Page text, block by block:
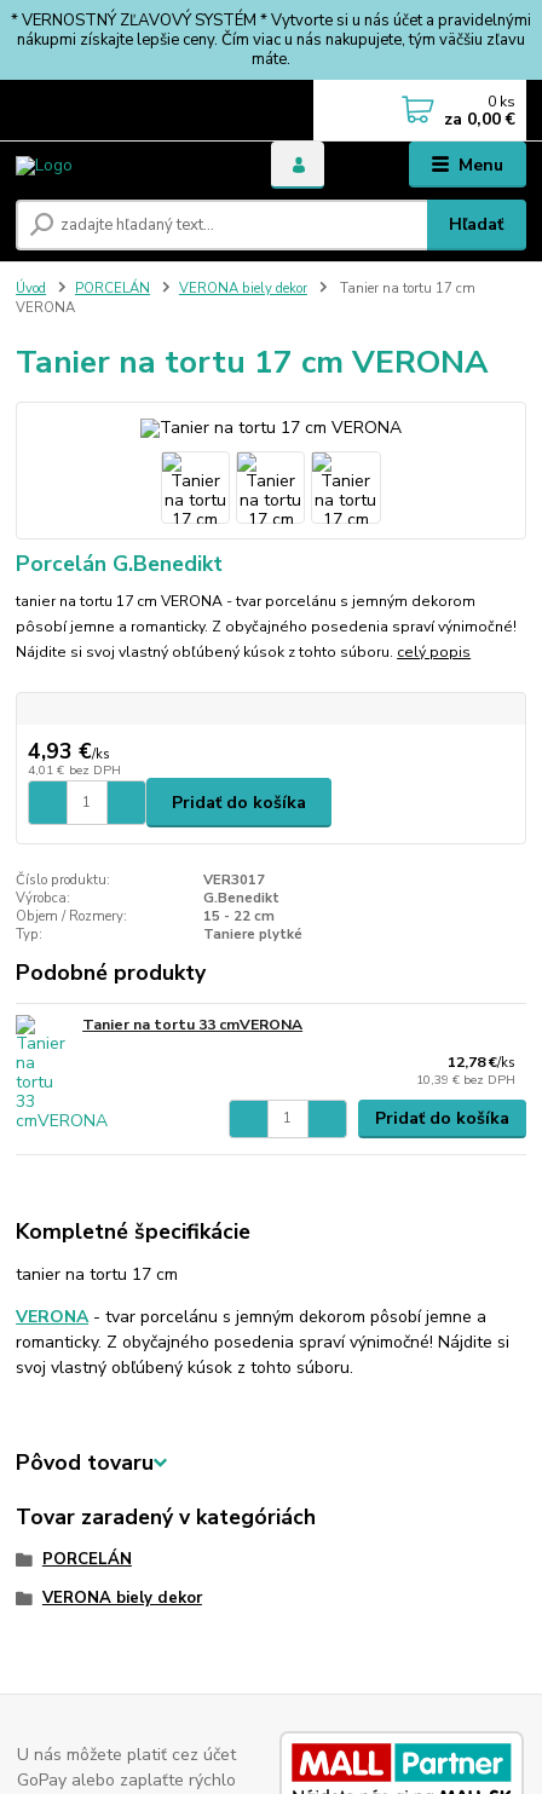
* VERNOSTNÝ ZĽAVOVÝ SYSTÉM * Vytvorte si u nás účet a pravidelnými
nákupmi získajte lepšie ceny. Čím viac u nás nakupujete, tým väčšiu zľavu
máte.
Menu
Hľadať
0 ks
za 0,00 €
Úvod PORCELÁN VERONA biely dekor
Tanier na tortu 17 cm
VERONA
Tanier na tortu 17 cm VERONA
Porcelán G.Benedikt
tanier na tortu 17 cm VERONA - tvar porcelánu s jemným dekorom
pôsobí jemne a romanticky. Z obyčajného posedenia spraví výnimočné!
Nájdite si svoj vlastný obľúbený kúsok z tohto súboru. celý popis
4,93 €/ks
4,01 € bez DPH
Pridať do košíka
Číslo produktu:
VER3017
Výrobca:
G.Benedikt
Objem / Rozmery:
15 - 22 cm
Typ:
Taniere plytké
Podobné produkty
Tanier na tortu 33 cmVERONA
12,78 €/ks
10,39 € bez DPH
Pridať do košíka
Kompletné špecifikácie
tanier na tortu 17 cm
VERONA- tvar porcelánu s jemným dekorom pôsobí jemne a
romanticky. Z obyčajného posedenia spraví výnimočné! Nájdite si
svoj vlastný obľúbený kúsok z tohto súboru.
Pôvod tovaru
Tovar zaradený v kategóriách
PORCELÁN
VERONA biely dekor
U nás môžete platiť cez účet
GoPay alebo zaplaťte rýchlo